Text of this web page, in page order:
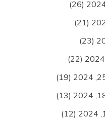
(26)
(21)
(23)
(22)
(19)
(13)
(12)